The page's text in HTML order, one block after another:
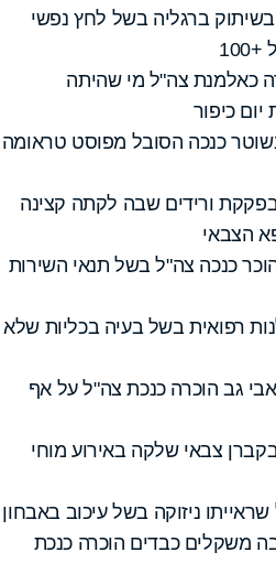
ברגליה בשל לחץ נפשי
כאלמנת צה"ל מי שהיתה
כיפור
כנכה הסובל מפוסט טראומה
ורידים שבה לקתה קצינה
הצבאי
כנכה צה"ל בשל תנאי השירות
רפואית בשל בעיה בכליות שלא
גב הוכרה כנכת צה"ל על אף
צבאי שלקה באירוע מוחי
ניזוקה בשל עיכוב באבחון
משקלים כבדים הוכרה כנכת